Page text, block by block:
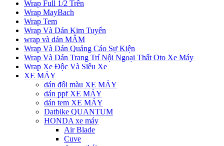
Wrap Full 1/2 Trên
Wrap MayBach
Wrap Tem
Wrap Và Dán Kim Tuyến
wrap và dán MÂM
Wrap Và Dán Quảng Cáo Sự Kiện
Wrap Và Dán Trang Trí Nội Ngoại Thất Oto Xe Máy
Wrap Xe Độc Và Siêu Xe
XE MÁY
dán đổi màu XE MÁY
dán ppf XE MÁY
dán tem XE MÁY
Datbike QUANTUM
HONDA xe máy
Air Blade
Cuve